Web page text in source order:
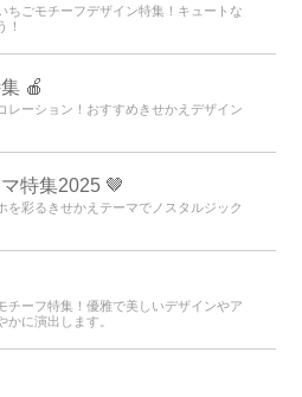
ちごモチーフデザイン特集！キュートな
！
🍎
レーション！おすすめきせかえデザイン
特集2025 🤎
を彩るきせかえテーマでノスタルジック
チーフ特集！優雅で美しいデザインやア
かに演出します。